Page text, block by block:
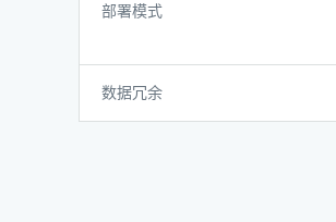
部署模式
数据冗余